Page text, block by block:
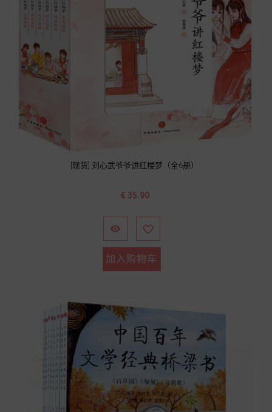
[现货] 刘心武爷爷讲红楼梦（全6册）
价
€ 35.90
 
加入购物车